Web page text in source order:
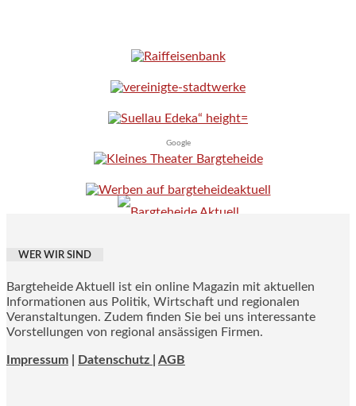
Google
WER WIR SIND
Bargteheide Aktuell ist ein online Magazin mit aktuellen
Informationen aus Politik, Wirtschaft und regionalen
Veranstaltungen. Zudem finden Sie bei uns interessante
Vorstellungen von regional ansässigen Firmen.
Impressum Datenschutz | AGB